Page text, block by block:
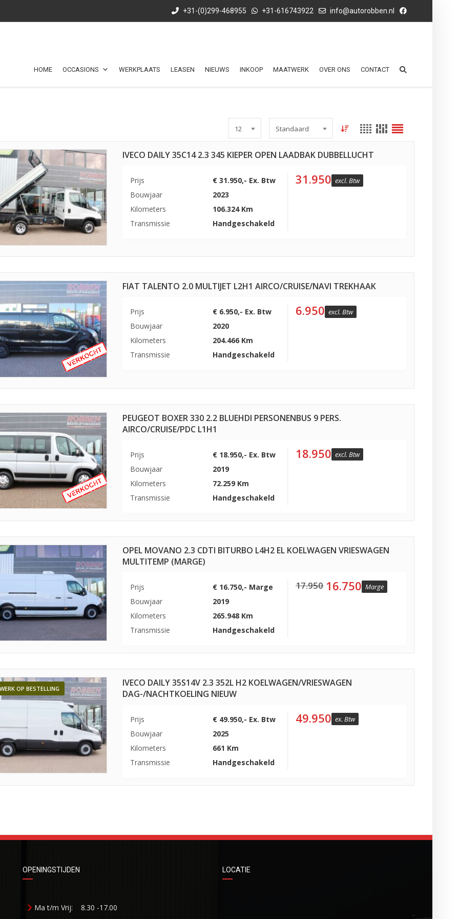
+31-(0)299-468955 +31-616743922 info@autorobben.nl
HOME OCCASIONS WERKPLAATS LEASEN NIEUWS INKOOP MAATWERK OVER ONS CONTACT
12 Standaard
IVECO DAILY 35C14 2.3 345 KIEPER OPEN LAADBAK DUBBELLUCHT
Prijs
€ 31.950,- Ex. Btw
Bouwjaar
2023
Kilometers
106.324 Km
Transmissie
Handgeschakeld
31.950 excl. Btw
FIAT TALENTO 2.0 MULTIJET L2H1 AIRCO/CRUISE/NAVI TREKHAAK
Prijs
€ 6.950,- Ex. Btw
Bouwjaar
2020
Kilometers
204.466 Km
Transmissie
Handgeschakeld
6.950 excl. Btw
PEUGEOT BOXER 330 2.2 BLUEHDI PERSONENBUS 9 PERS.
AIRCO/CRUISE/PDC L1H1
Prijs
€ 18.950,- Ex. Btw
Bouwjaar
2019
Kilometers
72.259 Km
Transmissie
Handgeschakeld
18.950 excl. Btw
OPEL MOVANO 2.3 CDTI BITURBO L4H2 EL KOELWAGEN VRIESWAGEN
MULTITEMP (MARGE)
Prijs
€ 16.750,- Marge
Bouwjaar
2019
Kilometers
265.948 Km
Transmissie
Handgeschakeld
17.950 16.750 Marge
OP BESTELLING
IVECO DAILY 35S14V 2.3 352L H2 KOELWAGEN/VRIESWAGEN
DAG-/NACHTKOELING NIEUW
Prijs
€ 49.950,- Ex. Btw
Bouwjaar
2025
Kilometers
661 Km
Transmissie
Handgeschakeld
49.950 ex. Btw
OPENINGSTIJDEN
Ma t/m Vrij: 8.30 -17.00
LOCATIE